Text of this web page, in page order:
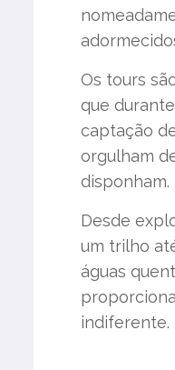
Os tours
que
captação
orgulham
disponham.
Desde
um trilho
águas
indiferente.